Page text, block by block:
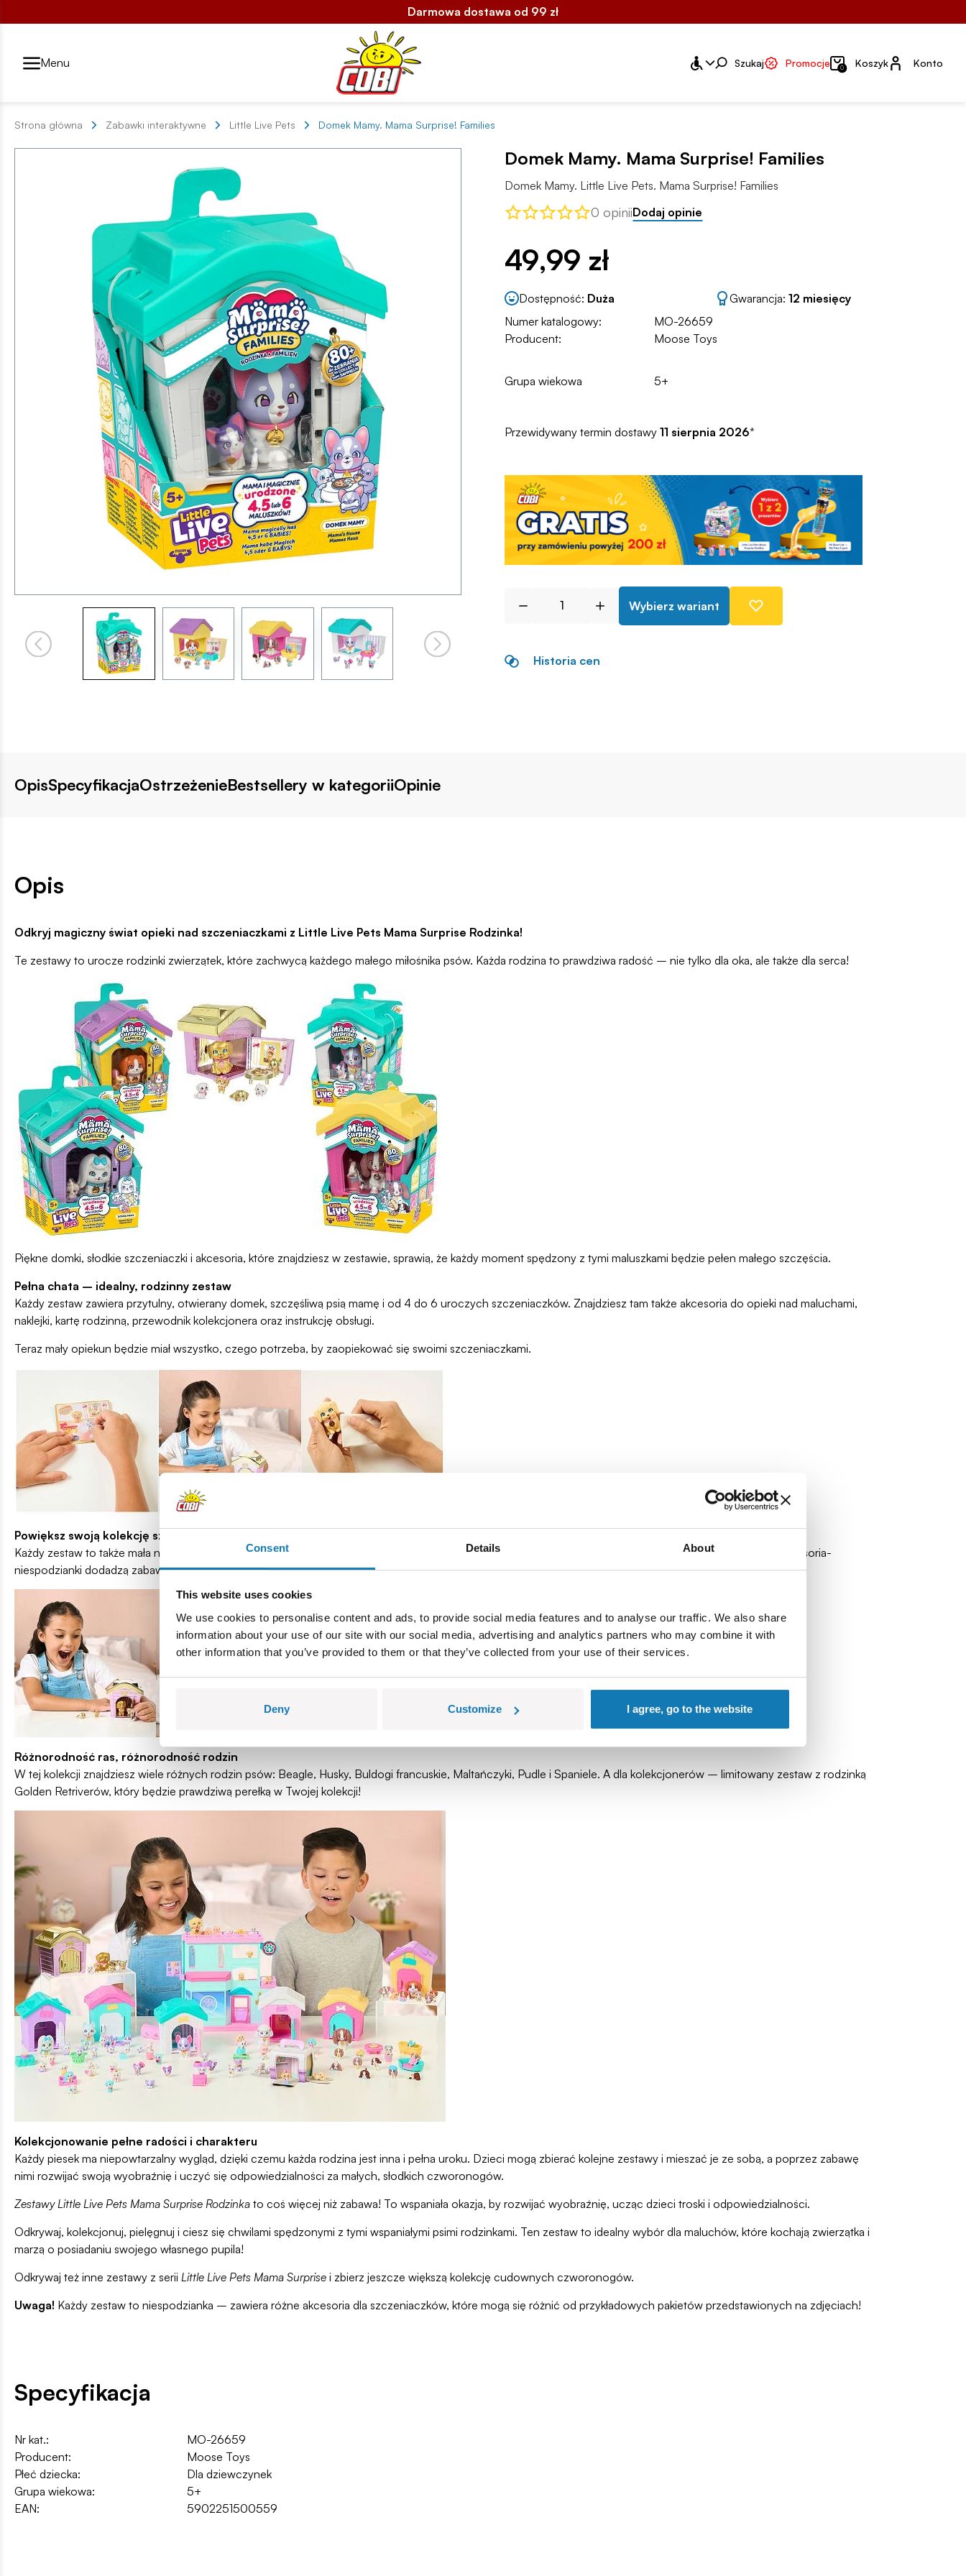
Consent Details About
This website uses cookies
We use cookies to personalise content and ads, to provide social media features and to analyse our traffic. We also share
information about your use of our site with our social media, advertising and analytics partners who may combine it with
other information that you’ve provided to them or that they’ve collected from your use of their services.
Deny Customize I agree, go to the website
Darmowa dostawa od 99 zł
Przełącznik segmentów2
Menu Szukaj Promocje 0 KoszykKonto
Konto
Strona główna Zabawki interaktywne Little Live Pets Domek Mamy. Mama Surprise! Families
Domek Mamy. Mama Surprise! Families
Domek Mamy. Little Live Pets. Mama Surprise! Families
0 opiniiDodaj opinie
49,99 zł
Dostępność: Duża Gwarancja: 12 miesięcy
Numer katalogowy:
MO-26659
Producent:
Moose Toys
Grupa wiekowa 5+
Przewidywany termin dostawy 11 sierpnia 2026*
Wybierz wariant
Historia cen
OpisSpecyfikacjaOstrzeżenieBestsellery w kategoriiOpinie
Opis
Odkryj magiczny świat opieki nad szczeniaczkami z Little Live Pets Mama Surprise Rodzinka!
Te zestawy to urocze rodzinki zwierzątek, które zachwycą każdego małego miłośnika psów. Każda rodzina to prawdziwa radość – nie tylko dla oka, ale także dla serca!
Piękne domki, słodkie szczeniaczki i akcesoria, które znajdziesz w zestawie, sprawią, że każdy moment spędzony z tymi maluszkami będzie pełen małego szczęścia.
Pełna chata – idealny, rodzinny zestaw
Każdy zestaw zawiera przytulny, otwierany domek, szczęśliwą psią mamę i od 4 do 6 uroczych szczeniaczków. Znajdziesz tam także akcesoria do opieki nad maluchami,
naklejki, kartę rodzinną, przewodnik kolekcjonera oraz instrukcję obsługi.
Teraz mały opiekun będzie miał wszystko, czego potrzeba, by zaopiekować się swoimi szczeniaczkami.
Powiększ swoją kolekcję szczeniaczków!
Każdy zestaw to także mała niespodzianka – otwórz domek i sprawdź, ile szczeniąt czeka na Twoje troskliwe ręce, czy jest ich 4,5 a może 6? Niezwykłe akcesoria-
niespodzianki dodadzą zabawie jeszcze więcej ciepła i realizmu.
Różnorodność ras, różnorodność rodzin
W tej kolekcji znajdziesz wiele różnych rodzin psów: Beagle, Husky, Buldogi francuskie, Maltańczyki, Pudle i Spaniele. A dla kolekcjonerów – limitowany zestaw z rodzinką
Golden Retriverów, który będzie prawdziwą perełką w Twojej kolekcji!
Kolekcjonowanie pełne radości i charakteru
Każdy piesek ma niepowtarzalny wygląd, dzięki czemu każda rodzina jest inna i pełna uroku. Dzieci mogą zbierać kolejne zestawy i mieszać je ze sobą, a poprzez zabawę
nimi rozwijać swoją wyobraźnię i uczyć się odpowiedzialności za małych, słodkich czworonogów.
Zestawy Little Live Pets Mama Surprise Rodzinka to coś więcej niż zabawa! To wspaniała okazja, by rozwijać wyobraźnię, ucząc dzieci troski i odpowiedzialności.
Odkrywaj, kolekcjonuj, pielęgnuj i ciesz się chwilami spędzonymi z tymi wspaniałymi psimi rodzinkami. Ten zestaw to idealny wybór dla maluchów, które kochają zwierzątka i
marzą o posiadaniu swojego własnego pupila!
Odkrywaj też inne zestawy z serii Little Live Pets Mama Surprise i zbierz jeszcze większą kolekcję cudownych czworonogów.
Uwaga! Każdy zestaw to niespodzianka – zawiera różne akcesoria dla szczeniaczków, które mogą się różnić od przykładowych pakietów przedstawionych na zdjęciach!
Specyfikacja
Nr kat.:
MO-26659
Producent:
Moose Toys
Płeć dziecka:
Dla dziewczynek
Grupa wiekowa:
5+
EAN:
5902251500559